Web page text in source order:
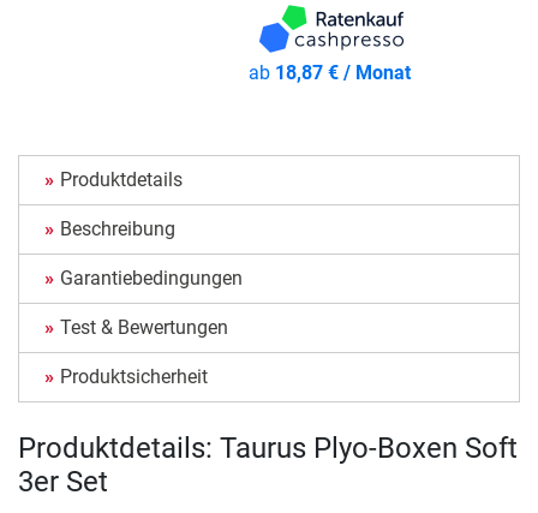
ab 18,87 € / Monat
Produktdetails
Beschreibung
Garantiebedingungen
Test & Bewertungen
Produktsicherheit
Produktdetails: Taurus Plyo-Boxen Soft
3er Set